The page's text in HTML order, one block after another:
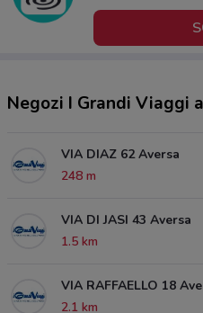
Negozi I Grandi Viaggi
VIA DIAZ 62 Aversa
248 m
VIA DI JASI 43 Aversa
1.5 km
VIA RAFFAELLO 18
2.1 km